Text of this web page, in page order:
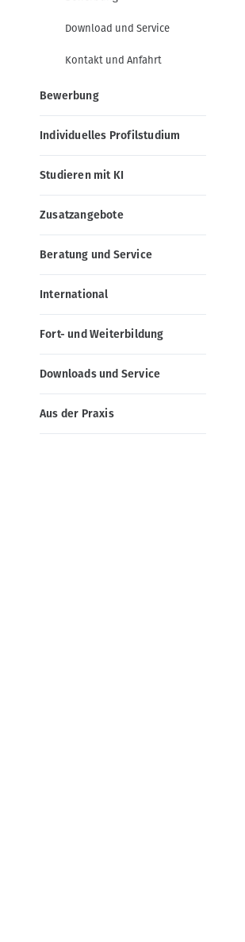
o
n
Download und Service
Kontakt und Anfahrt
Bewerbung
Individuelles Profilstudium
Studieren mit KI
Zusatzangebote
Beratung und Service
International
Fort- und Weiterbildung
Downloads und Service
Aus der Praxis